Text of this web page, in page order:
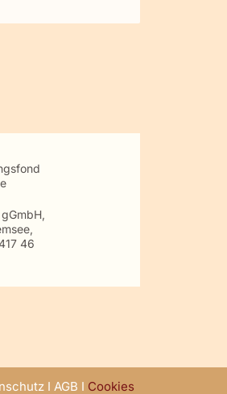
46
I AGB I Cookies